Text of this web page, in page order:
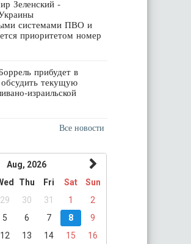
Зеленский -
системами ПВО и
приоритетом номер
прибудет в
текущую
израильской
Все новости
Aug, 2026
Thu Fri Sat
Sun
29 30 31 1
2
5 6 7 8
9
12 13 14 15
16